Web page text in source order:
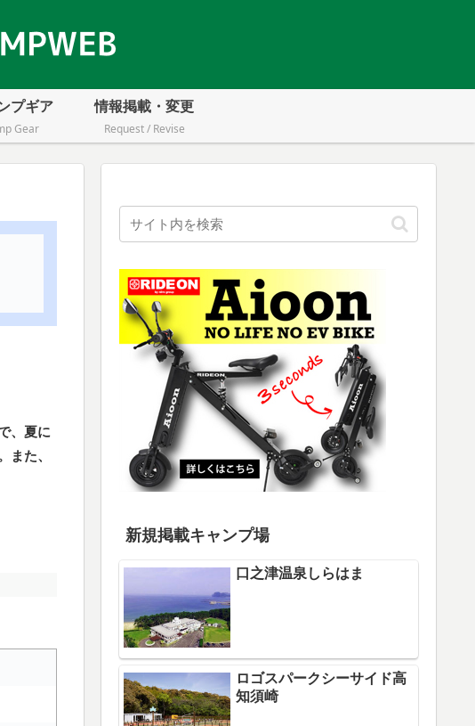
プギア
Gear
情報掲載・変更
Request / Revise
、夏に
また、
新規掲載キャンプ場
口之津温泉しらはま
ロゴスパークシーサイド高
知須崎